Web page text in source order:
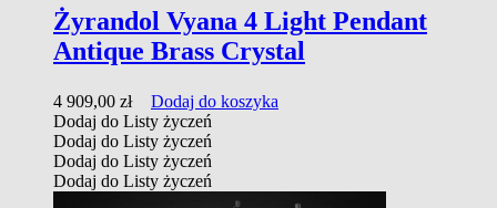
Żyrandol Vyana 4 Light Pendant
Antique Brass Crystal
4 909,00 zł
Dodaj do koszyka
Dodaj do Listy życzeń
Dodaj do Listy życzeń
Dodaj do Listy życzeń
Dodaj do Listy życzeń